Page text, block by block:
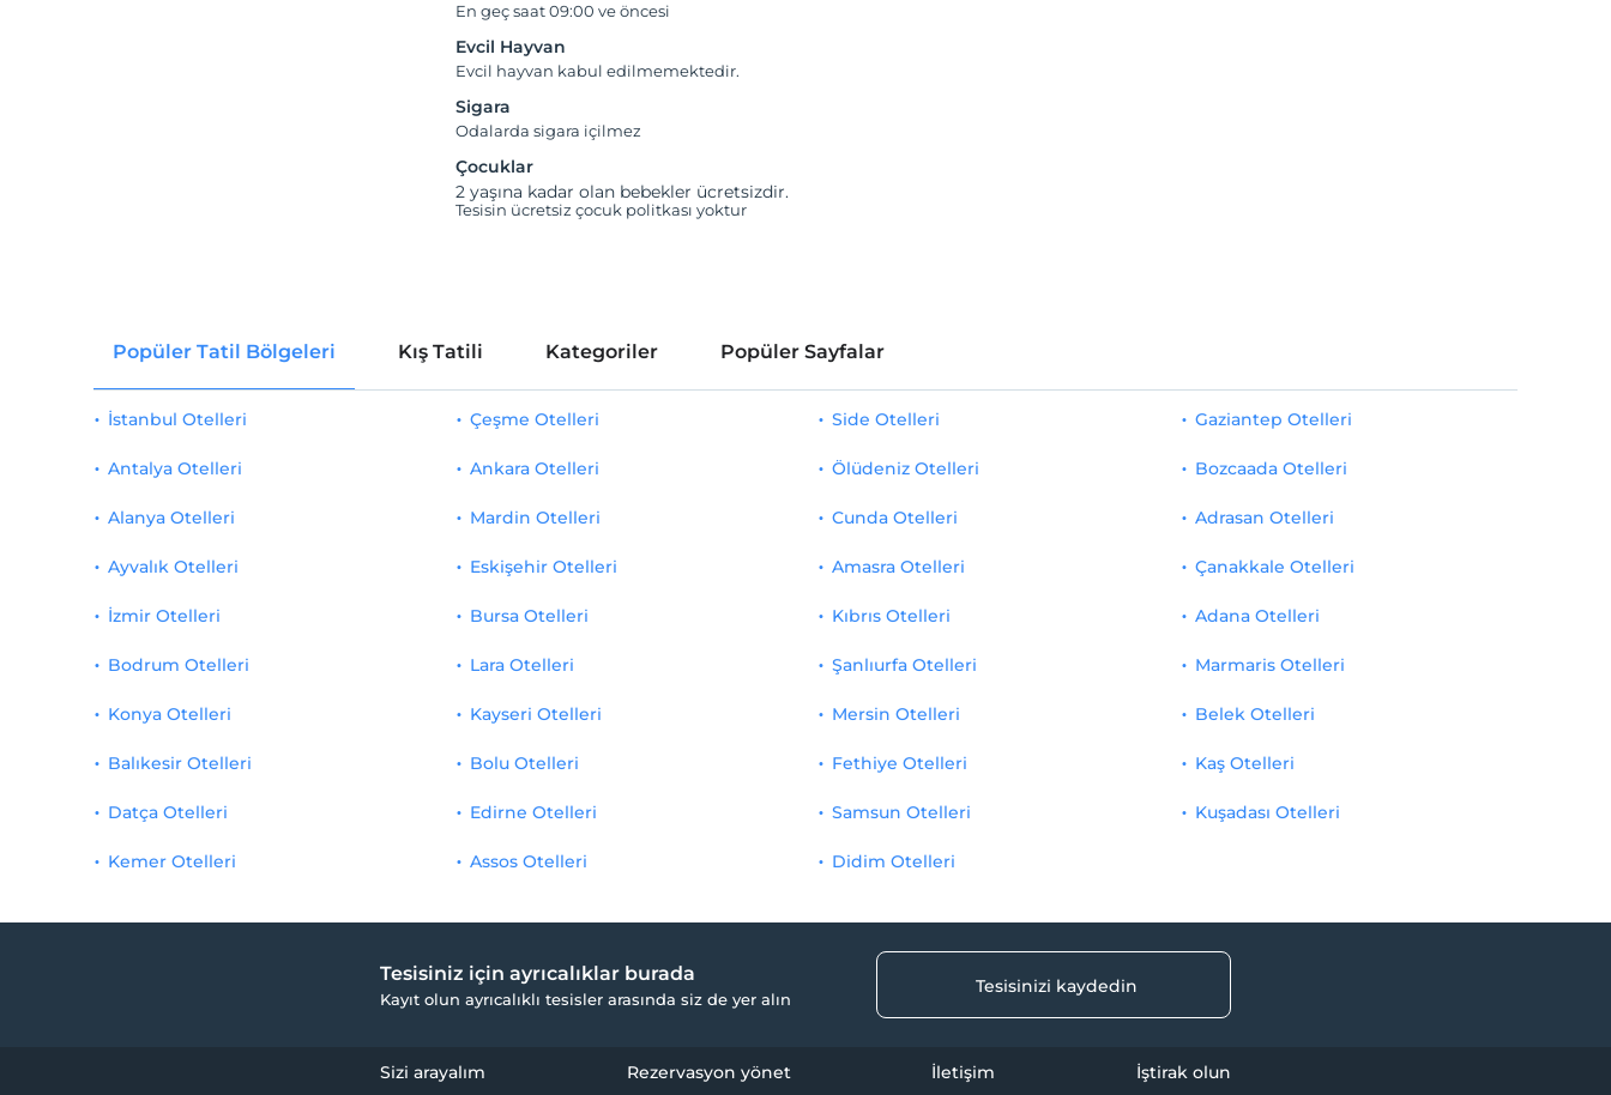
En geç saat 09:00 ve öncesi
Evcil Hayvan
Evcil hayvan kabul edilmemektedir.
Sigara
Odalarda sigara içilmez
Çocuklar
2 yaşına kadar olan bebekler ücretsizdir.
Tesisin ücretsiz çocuk politkası yoktur
Popüler Tatil Bölgeleri Kış Tatili Kategoriler Popüler Sayfalar
İstanbul Otelleri
Antalya Otelleri
Alanya Otelleri
Ayvalık Otelleri
İzmir Otelleri
Çeşme Otelleri
Ankara Otelleri
Mardin Otelleri
Eskişehir Otelleri
Bursa Otelleri
Side Otelleri
Ölüdeniz Otelleri
Cunda Otelleri
Amasra Otelleri
Kıbrıs Otelleri
Gaziantep Otelleri
Bozcaada Otelleri
Adrasan Otelleri
Çanakkale Otelleri
Adana Otelleri
Bodrum Otelleri
Konya Otelleri
Balıkesir Otelleri
Datça Otelleri
Kemer Otelleri
Lara Otelleri
Kayseri Otelleri
Bolu Otelleri
Edirne Otelleri
Assos Otelleri
Şanlıurfa Otelleri
Mersin Otelleri
Fethiye Otelleri
Samsun Otelleri
Didim Otelleri
Marmaris Otelleri
Belek Otelleri
Kaş Otelleri
Kuşadası Otelleri
Tesisiniz için ayrıcalıklar burada
Kayıt olun ayrıcalıklı tesisler arasında siz de yer alın
Tesisinizi kaydedin
Sizi arayalım Rezervasyon yönet İletişim İştirak olun